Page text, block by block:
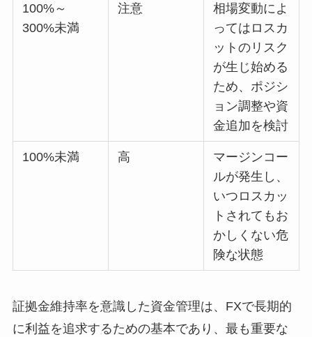
100%～
300%未満
注意
相場変動によ
ってはロスカ
ットのリスク
が生じ始める
ため、ポジシ
ョン調整や資
金追加を検討
100%未満 高
マージンコー
ルが発生し、
いつロスカッ
トされてもお
かしくない危
険な状態
証拠金維持率を意識した資金管理は、FXで長期的
に利益を追求するための基本であり、最も重要な